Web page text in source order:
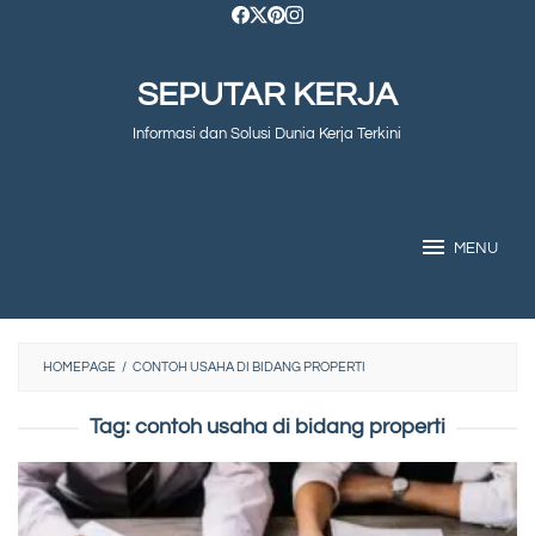
SEPUTAR KERJA
Informasi dan Solusi Dunia Kerja Terkini
MENU
HOMEPAGE / CONTOH USAHA DI BIDANG PROPERTI
Tag: contoh usaha di bidang properti